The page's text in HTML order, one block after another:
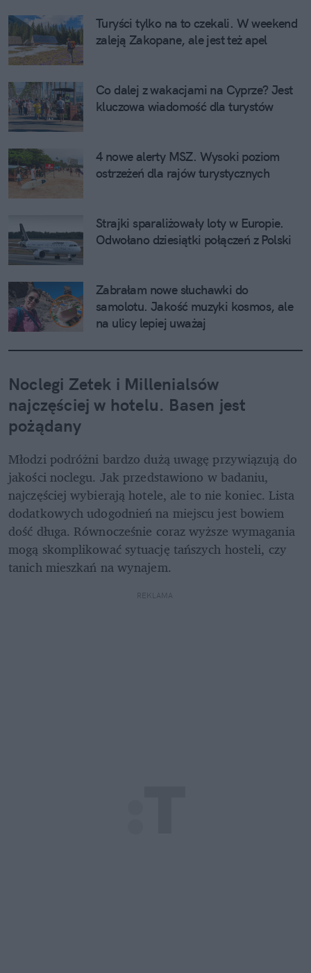
Turyści tylko na to czekali. W weekend
zaleją Zakopane, ale jest też apel
Co dalej z wakacjami na Cyprze? Jest
kluczowa wiadomość dla turystów
4 nowe alerty MSZ. Wysoki poziom
ostrzeżeń dla rajów turystycznych
Strajki sparaliżowały loty w Europie.
Odwołano dziesiątki połączeń z Polski
Zabrałam nowe słuchawki do
samolotu. Jakość muzyki kosmos, ale
na ulicy lepiej uważaj
Noclegi Zetek i Millenialsów
najczęściej w hotelu. Basen jest
pożądany
Młodzi podróżni bardzo dużą uwagę przywiązują do
jakości noclegu. Jak przedstawiono w badaniu,
najczęściej wybierają hotele, ale to nie koniec. Lista
dodatkowych udogodnień na miejscu jest bowiem
dość długa. Równocześnie coraz wyższe wymagania
mogą skomplikować sytuację tańszych hosteli, czy
tanich mieszkań na wynajem.
REKLAMA